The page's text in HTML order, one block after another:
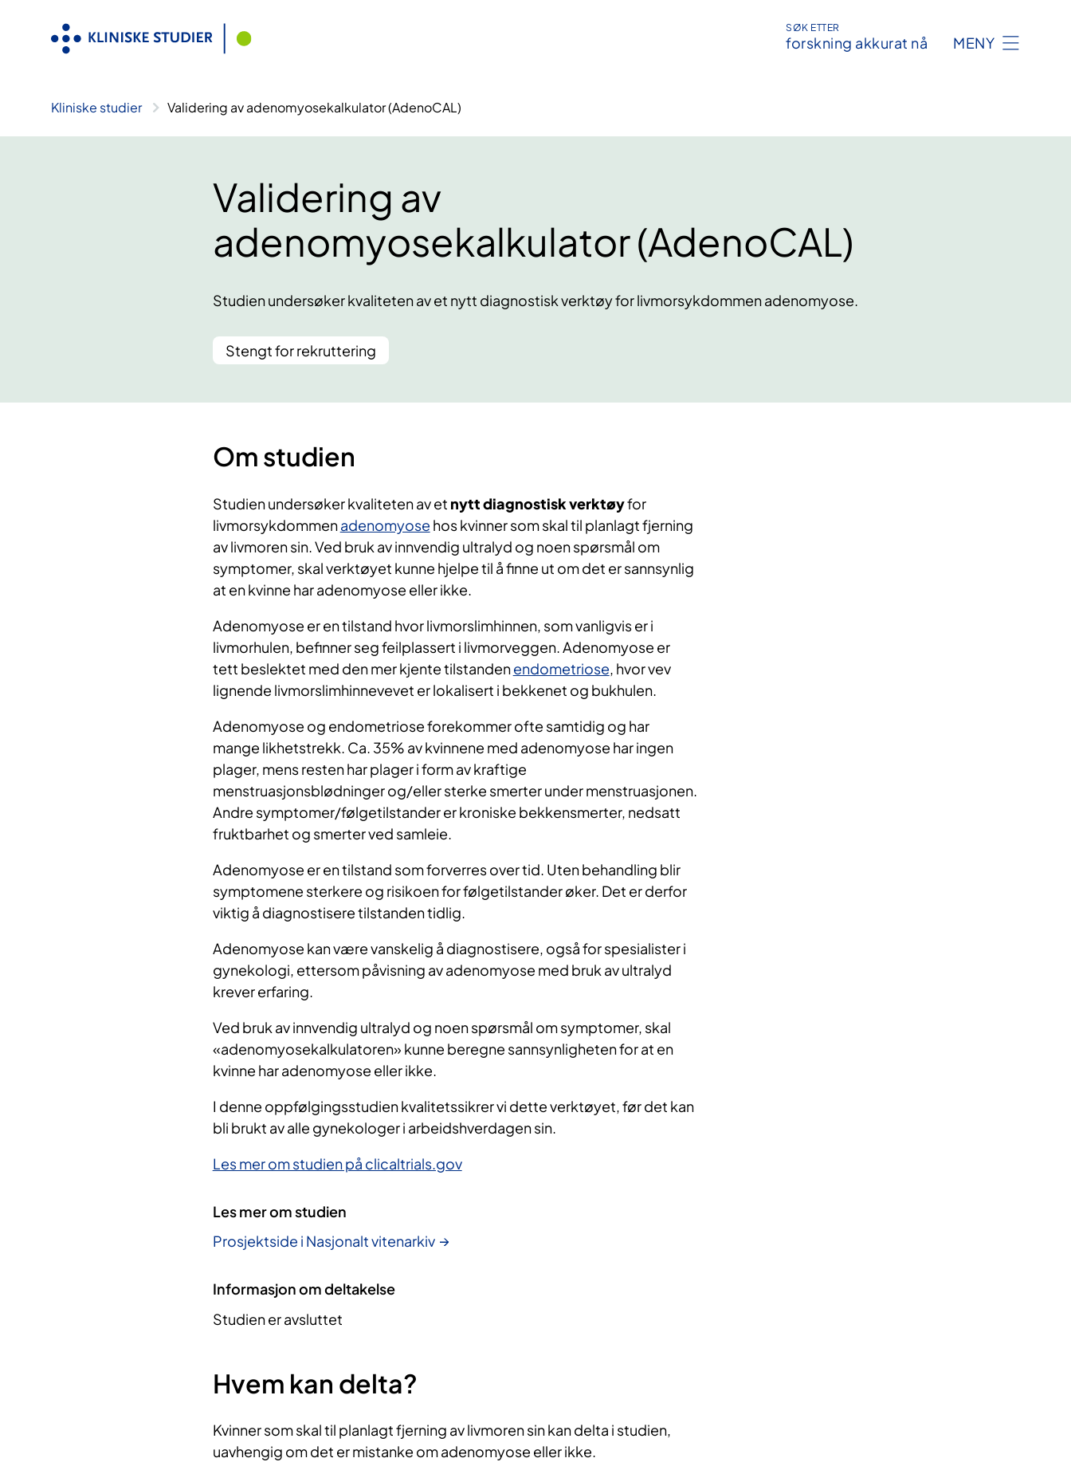
SØK ETTER
forskning akkurat nå MENY
Kliniske studier Validering av adenomyosekalkulator (AdenoCAL)
Validering av
adenomyosekalkulator (AdenoCAL)
Studien undersøker kvaliteten av et nytt diagnostisk verktøy for livmorsykdommen adenomyose.
Stengt for rekruttering
Om studien
Studien undersøker kvaliteten av et nytt diagnostisk verktøyfor
livmorsykdommenadenomyose hos kvinner som skal til planlagt fjerning
av livmoren sin. Ved bruk av innvendig ultralyd og noen spørsmål om
symptomer, skal verktøyet kunne hjelpe til å finne ut om det er sannsynlig
at en kvinne har adenomyose eller ikke.
Adenomyose er en tilstand hvor livmorslimhinnen, som vanligvis er i
livmorhulen, befinner seg feilplassert i livmorveggen. Adenomyose er
tett beslektet med den mer kjente tilstandenendometriose, hvor vev
lignende livmorslimhinnevevet er lokalisert i bekkenet og bukhulen.
Adenomyose og endometriose forekommer ofte samtidig og har
mange likhetstrekk. Ca. 35% av kvinnene med adenomyose har ingen
plager, mens resten har plager i form av kraftige
menstruasjonsblødninger og/eller sterke smerter under menstruasjonen.
Andre symptomer/følgetilstander er kroniske bekkensmerter, nedsatt
fruktbarhet og smerter ved samleie.
Adenomyose er en tilstand som forverres over tid. Uten behandling blir
symptomene sterkere og risikoen for følgetilstander øker. Det er derfor
viktig å diagnostisere tilstanden tidlig.
Adenomyose kan være vanskelig å diagnostisere, også for spesialister i
gynekologi, ettersom påvisning av adenomyose med bruk av ultralyd
krever erfaring.
Ved bruk av innvendig ultralyd og noen spørsmål om symptomer, skal
«adenomyosekalkulatoren» kunne beregne sannsynligheten for at en
kvinne har adenomyose eller ikke.
I denne oppfølgingsstudien kvalitetssikrer vi dette verktøyet, før det kan
bli brukt av alle gynekologer i arbeidshverdagen sin.
Les mer om studien på clicaltrials.gov
Les mer om studien
Prosjektside i Nasjonalt vitenarkiv
Informasjon om deltakelse
Studien er avsluttet
Hvem kan delta?
Kvinner som skal til planlagt fjerning av livmoren sin kan delta i studien,
uavhengig om det er mistanke om adenomyose eller ikke.